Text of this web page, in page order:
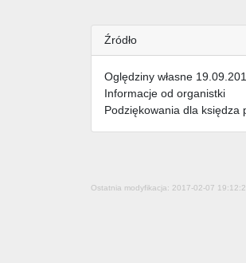
Źródło
Oględziny własne
Informacje od organistki
Podziękowania dla księdza
Ostatnia modyfikacja: 2017-02-07